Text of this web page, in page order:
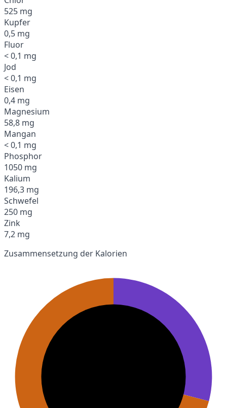
525 mg
Kupfer
0,5 mg
Fluor
< 0,1 mg
Jod
< 0,1 mg
Eisen
0,4 mg
Magnesium
58,8 mg
Mangan
< 0,1 mg
Phosphor
1050 mg
Kalium
196,3 mg
Schwefel
250 mg
Zink
7,2 mg
Zusammensetzung der Kalorien